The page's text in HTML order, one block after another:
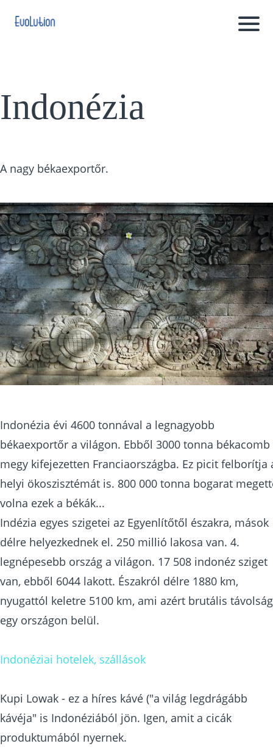
Indonézia
A nagy békaexportőr.
Indonézia évi 4600 tonnával a legnagyobb
békaexportőr a világon. Ebből 3000 tonna békacomb
megy kifejezetten Franciaországba. Ez picit felborítja
helyi ökoszisztémát is. 800 000 tonna bogarat
volna ezek a békák...
Indézia egyes szigetei az Egyenlítőtől északra, mások
délre helyezkednek el. 250 millió lakosa van. 4.
legnépesebb ország a világon. 17 508 indonéz sziget
van, ebből 6044 lakott. Északról délre 1880 km,
nyugattól keletre 5100 km, ami azért brutális távolság
egy országon belül.
Indonéziai hotelek, szállások
Kupi Lowak - ez a híres kávé ("a világ legdrágább
kávéja" is Indonéziából jön. Igen, amit a cicák
produktumából nyernek.